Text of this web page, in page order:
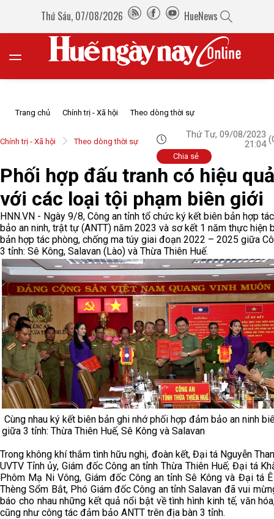
Thứ Sáu, 07/08/2026 HueNews
Trang chủ Chính trị - Xã hội Theo dòng thời sự
Chính trị - Xã hội Theo dòng thời sự
Thứ Tư, 09/08/2023
21:04
Chia sẻ
Phối hợp đấu tranh có hiệu quả
với các loại tội phạm biên giới
HNN.VN - Ngày 9/8, Công an tỉnh tổ chức ký kết biên bản hợp
bảo an ninh, trật tự (ANTT) năm 2023 và sơ kết 1 năm thực hiện
bản hợp tác phòng, chống ma túy giai đoạn 2022 – 2025 giữa
3 tỉnh: Sê Kông, Salavan (Lào) và Thừa Thiên Huế.
Cùng nhau ký kết biên bản ghi nhớ phối hợp đảm bảo an ninh
giữa 3 tỉnh: Thừa Thiên Huế, Sê Kông và Salavan
Trong không khí thắm tình hữu nghị, đoàn kết, Đại tá Nguyễn
UVTV Tỉnh ủy, Giám đốc Công an tỉnh Thừa Thiên Huế; Đại tá
Phôm Mạ Ni Vông, Giám đốc Công an tỉnh Sê Kông và Đại tá
Thèng Sổm Bắt, Phó Giám đốc Công an tỉnh Salavan đã vui
báo cho nhau những kết quả nổi bật về tình hình kinh tế, văn
cũng như công tác đảm bảo ANTT trên địa bàn 3 tỉnh.